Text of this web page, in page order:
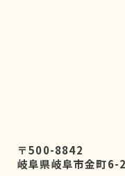
〒500-8842
岐阜県岐阜市金町